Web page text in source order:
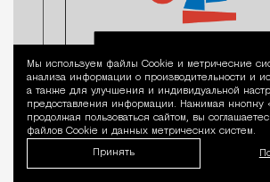
Мы используем файлы Сookie и метрические
анализа информации о производительности и
а также для улучшения и индивидуальной
предоставления информации. Нажимая кнопку
продолжая пользоваться сайтом, вы
файлов Cookie и данных метрических систем.
Принять